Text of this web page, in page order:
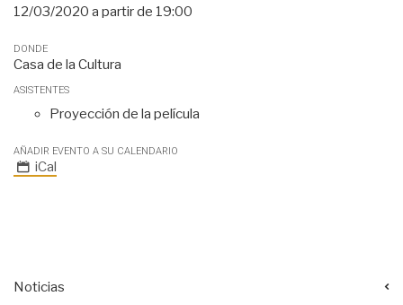
12/03/2020 a partir de 19:00
DONDE
Casa de la Cultura
ASISTENTES
Proyección de la película
AÑADIR EVENTO A SU CALENDARIO
iCal
Noticias